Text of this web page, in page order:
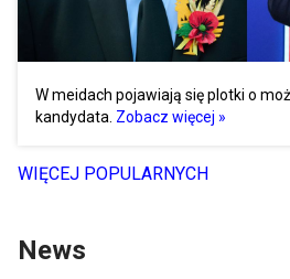
W meidach pojawiają się plotki o
kandydata. Zobacz więcej »
WIĘCEJ POPULARNYCH
News